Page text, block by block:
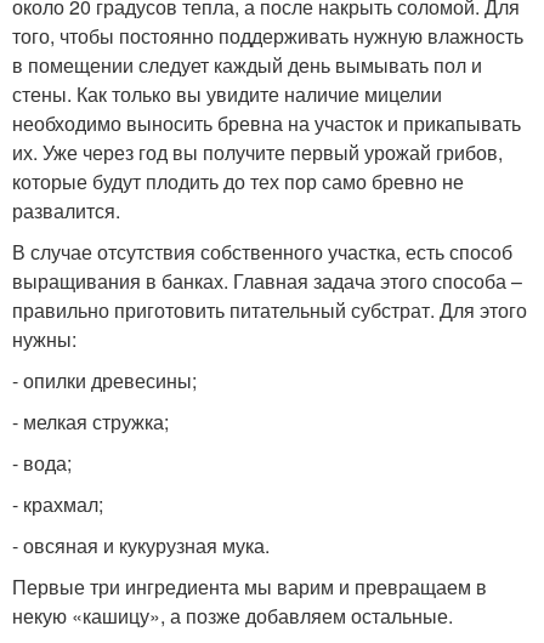
около 20 градусов тепла, а после накрыть соломой. Для
того, чтобы постоянно поддерживать нужную влажность
в помещении следует каждый день вымывать пол и
стены. Как только вы увидите наличие мицелии
необходимо выносить бревна на участок и прикапывать
их. Уже через год вы получите первый урожай грибов,
которые будут плодить до тех пор само бревно не
развалится.
В случае отсутствия собственного участка, есть способ
выращивания в банках. Главная задача этого способа –
правильно приготовить питательный субстрат. Для этого
нужны:
- опилки древесины;
- мелкая стружка;
- вода;
- крахмал;
- овсяная и кукурузная мука.
Первые три ингредиента мы варим и превращаем в
некую «кашицу», а позже добавляем остальные.